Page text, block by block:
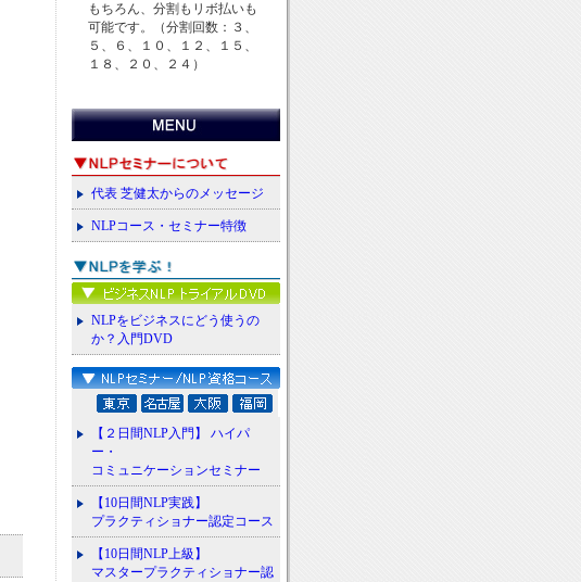
もちろん、分割もリボ払いも
可能です。（分割回数：３、
５、６、１０、１２、１５、
１８、２０、２４）
代表 芝健太からのメッセージ
NLPコース・セミナー特徴
NLPをビジネスにどう使うの
か？入門DVD
【２日間NLP入門】 ハイパ
ー・
コミュニケーションセミナー
【10日間NLP実践】
プラクティショナー認定コース
【10日間NLP上級】
マスタープラクティショナー認